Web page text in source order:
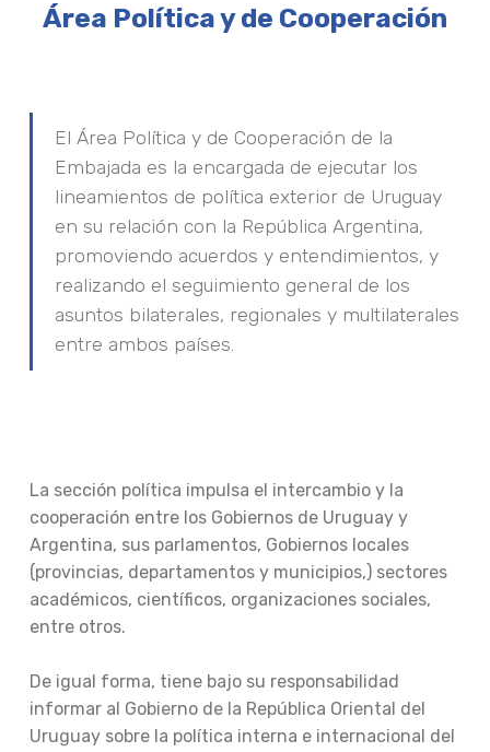
Área Política y de Cooperación
El Área Política y de Cooperación de la
Embajada es la encargada de ejecutar los
lineamientos de política exterior de Uruguay
en su relación con la República Argentina,
promoviendo acuerdos y entendimientos, y
realizando el seguimiento general de los
asuntos bilaterales, regionales y multilaterales
entre ambos países.
La sección política impulsa el intercambio y la
cooperación entre los Gobiernos de Uruguay y
Argentina, sus parlamentos, Gobiernos locales
(provincias, departamentos y municipios,) sectores
académicos, científicos, organizaciones sociales,
entre otros.
De igual forma, tiene bajo su responsabilidad
informar al Gobierno de la República Oriental del
Uruguay sobre la política interna e internacional del